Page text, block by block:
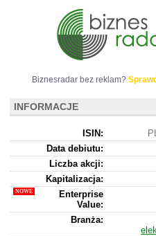
Biznesradar bez reklam?
INFORMACJE
ISIN:
Data debiutu:
Liczba akcji:
Kapitalizacja:
Enterprise
Value:
Branża: